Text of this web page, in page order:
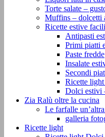
Torte salate –
Muffins – dolcetti
Ricette estive
Antipasti
Primi piatti
Paste fredde
Insalate
Secondi
Ricette
Dolci estivi
Zia Ralù oltre la cucina
Le farfalle
galleria
Ricette light